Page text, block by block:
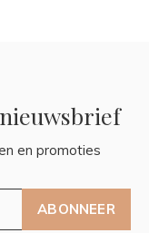
en promoties
ABONNEER